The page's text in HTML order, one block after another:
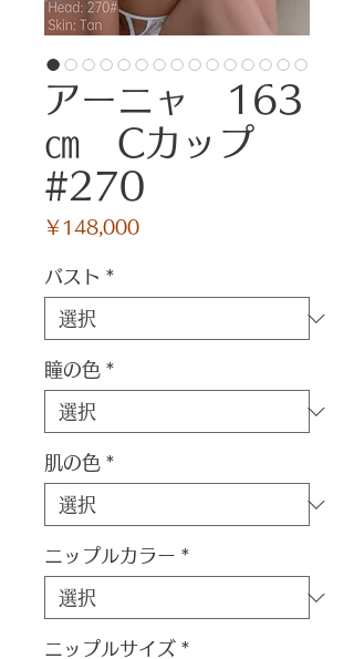
アーニャ 163
㎝ Cカップ
#270
￥148,000価
バスト *
瞳の色 *
肌の色 *
ニップルカラー *
ニップルサイズ *